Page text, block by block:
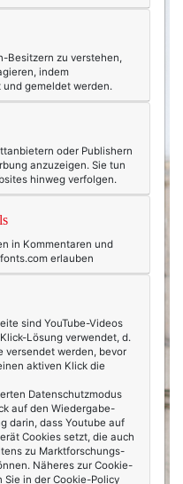
Besitzern zu verstehen,
indem
gemeldet werden.
oder Publishern
anzuzeigen. Sie tun
hinweg verfolgen.
in Kommentaren und
erlauben
sind YouTube-Videos
Lösung verwendet, d.
versendet werden, bevor
aktiven Klick die
Datenschutzmodus
auf den Wiedergabe-
darin, dass Youtube auf
Cookies setzt, die auch
zu Marktforschungs-
Näheres zur Cookie-
in der Cookie-Policy